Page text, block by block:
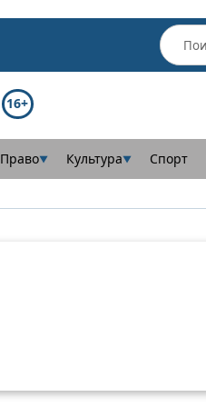
16+
Право▼ Культура▼ Спорт